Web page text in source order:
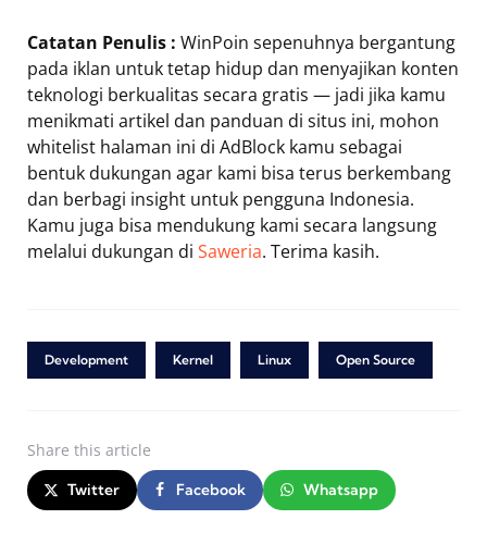
Catatan Penulis : WinPoin sepenuhnya bergantung
pada iklan untuk tetap hidup dan menyajikan konten
teknologi berkualitas secara gratis — jadi jika kamu
menikmati artikel dan panduan di situs ini, mohon
whitelist halaman ini di AdBlock kamu sebagai
bentuk dukungan agar kami bisa terus berkembang
dan berbagi insight untuk pengguna Indonesia.
Kamu juga bisa mendukung kami secara langsung
melalui dukungan di Saweria. Terima kasih.
Development Kernel Linux Open Source
Share this article
Twitter Facebook Whatsapp